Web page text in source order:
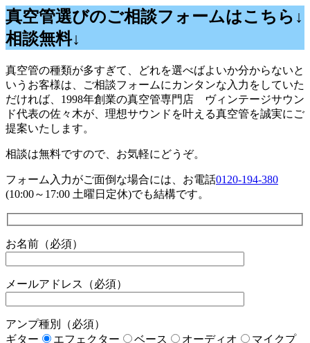
真空管選びのご相談フォームはこちら↓
相談無料↓
真空管の種類が多すぎて、どれを選べばよいか分からないと
いうお客様は、ご相談フォームにカンタンな入力をしていた
だければ、1998年創業の真空管専門店 ヴィンテージサウン
ド代表の佐々木が、理想サウンドを叶える真空管を誠実にご
提案いたします。
相談は無料ですので、お気軽にどうぞ。
フォーム入力がご面倒な場合には、お電話0120-194-380
(10:00～17:00 土曜日定休)でも結構です。
お名前（必須）
メールアドレス（必須）
アンプ種別（必須）
ギター
エフェクター ベース オーディオ マイクプ